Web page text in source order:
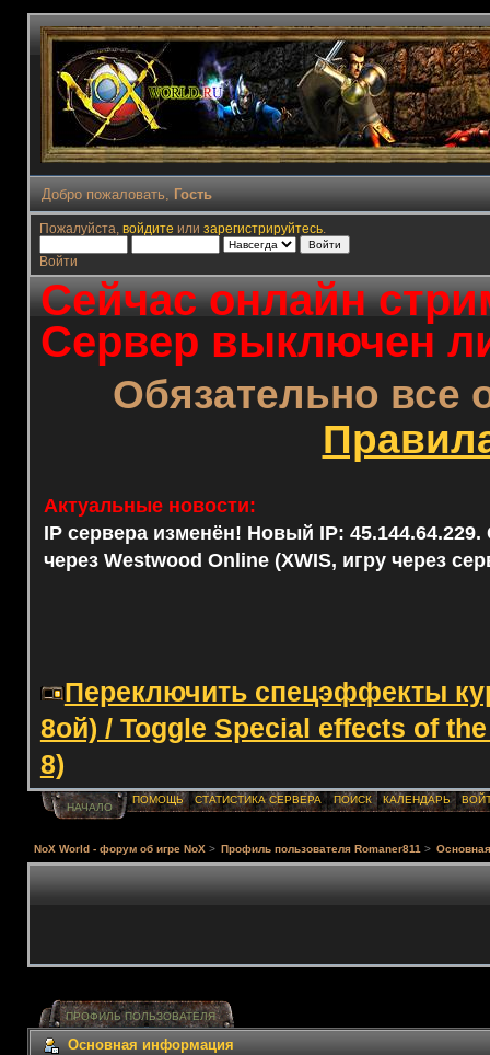
Добро пожаловать, Гость
Пожалуйста, войдите или зарегистрируйтесь.
Войти
Сейчас онлайн
Сервер выключен
Обязательно все
Актуальные новости:
IP сервера изменён! Новый IP: 45.144.64.229.
через Westwood Online (XWIS, игру через
Переключить спецэффекты
8ой) / Toggle Special effects of
8)
НАЧАЛО
ПОМОЩЬ СТАТИСТИКА СЕРВЕРА ПОИСК КАЛЕНДАРЬ
NoX World - форум об игре NoX > Профиль пользователя Romaner811 >
ПРОФИЛЬ ПОЛЬЗОВАТЕЛЯ
Основная информация